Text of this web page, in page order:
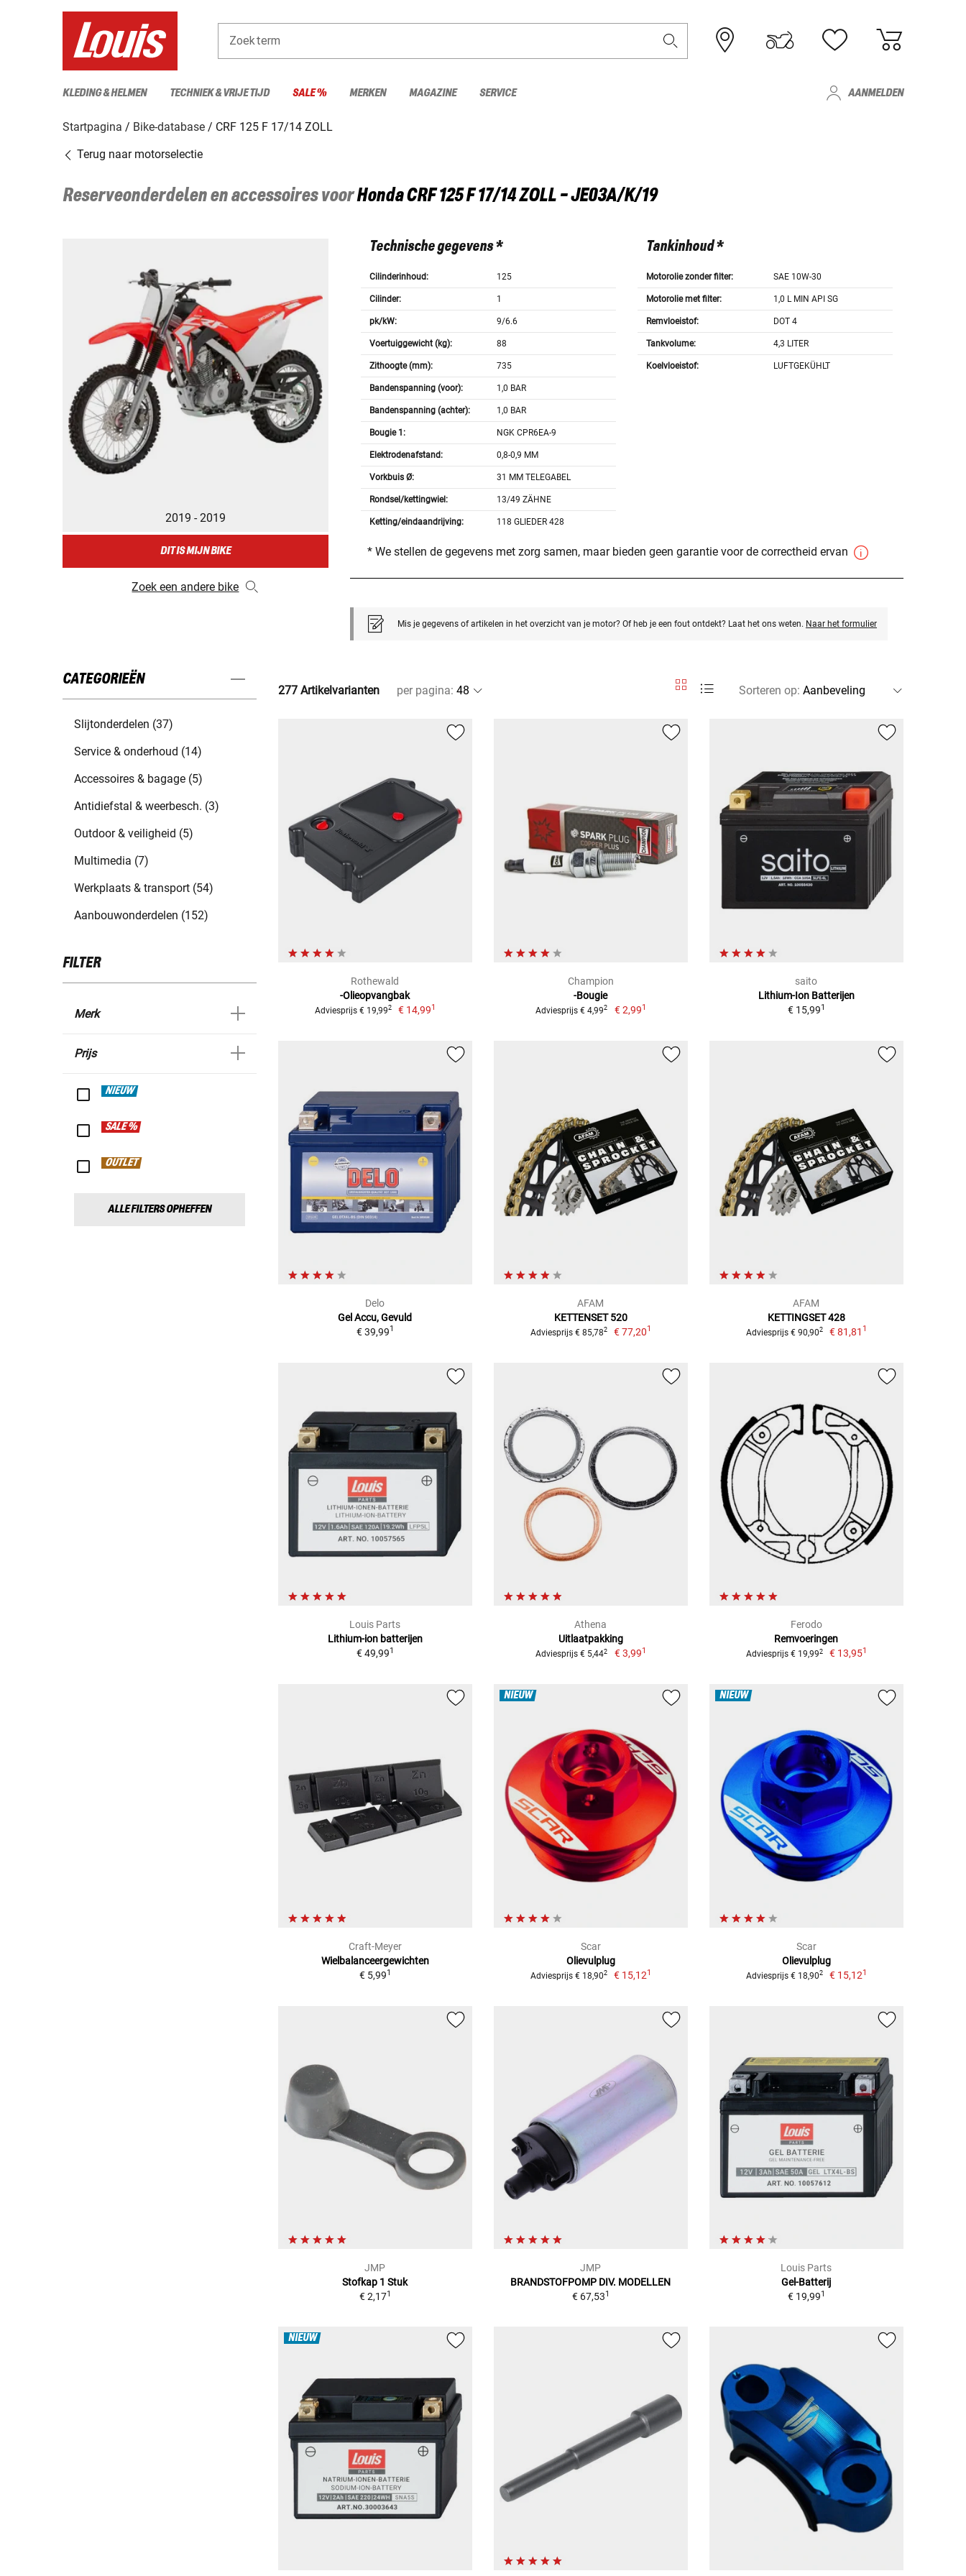
Zoekterm
KLEDING & HELMEN TECHNIEK & VRIJE TIJD SALE % MERKEN MAGAZINE SERVICE AANMELDEN
Startpagina Bike-database
CRF 125 F 17/14 ZOLL
Terug naar motorselectie
Reserveonderdelen en accessoires voorHondaCRF 125 F 17/14 ZOLL - JE03A/K/19
2019 - 2019
DIT IS MIJN BIKE
Zoek een andere bike
Technische gegevens *
Cilinderinhoud: 125
Cilinder: 1
pk/kW: 9/6.6
Voertuiggewicht (kg): 88
Zithoogte (mm): 735
Bandenspanning (voor): 1,0 BAR
Bandenspanning (achter): 1,0 BAR
Bougie 1: NGK CPR6EA-9
Elektrodenafstand: 0,8-0,9 MM
Vorkbuis Ø: 31 MM TELEGABEL
Rondsel/kettingwiel: 13/49 ZÄHNE
Ketting/eindaandrijving: 118 GLIEDER 428
Tankinhoud *
Motorolie zonder filter: SAE 10W-30
Motorolie met filter: 1,0 L MIN API SG
Remvloeistof: DOT 4
Tankvolume: 4,3 LITER
Koelvloeistof: LUFTGEKÜHLT
* We stellen de gegevens met zorg samen, maar bieden geen garantie voor de correctheid ervan
Mis je gegevens of artikelen in het overzicht van je motor? Of heb je een fout ontdekt? Laat het ons weten. Naar het formulier
CATEGORIEËN
Slijtonderdelen (37)
Service & onderhoud (14)
Accessoires & bagage (5)
Antidiefstal & weerbesch. (3)
Outdoor & veiligheid (5)
Multimedia (7)
Werkplaats & transport (54)
Aanbouwonderdelen (152)
FILTER
Merk
Prijs
NIEUW
SALE %
OUTLET
ALLE FILTERS OPHEFFEN
277 Artikelvarianten per pagina: Sorteren op:
Rothewald
-Olieopvangbak
Adviesprijs € 19,992 € 14,991
Champion
-Bougie
Adviesprijs € 4,992 € 2,991
saito
Lithium-Ion Batterijen
€ 15,991
Delo
Gel Accu, Gevuld
€ 39,991
AFAM
KETTENSET 520
Adviesprijs € 85,782 € 77,201
AFAM
KETTINGSET 428
Adviesprijs € 90,902 € 81,81 1
Louis Parts
Lithium-ion batterijen
€ 49,991
Athena
Uitlaatpakking
Adviesprijs € 5,442 € 3,991
Ferodo
Remvoeringen
Adviesprijs € 19,992 € 13,951
Craft-Meyer
Wielbalanceergewichten
€ 5,991
NIEUW
Scar
Olievulplug
Adviesprijs € 18,902 € 15,121
NIEUW
Scar
Olievulplug
Adviesprijs € 18,902 € 15,121
JMP
Stofkap 1 Stuk
€ 2,171
JMP
BRANDSTOFPOMP DIV. MODELLEN
€ 67,531
Louis Parts
Gel-Batterij
€ 19,991
NIEUW